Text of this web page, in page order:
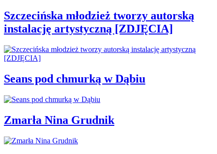
Szczecińska młodzież tworzy autorską
instalację artystyczną [ZDJĘCIA]
Seans pod chmurką w Dąbiu
Zmarła Nina Grudnik